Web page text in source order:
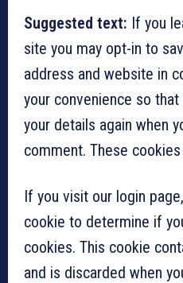
Suggested text: If you
site you may opt-in to
address and website in
your convenience so
your details again when
comment. These
If you visit our login
cookie to determine if
cookies. This cookie
and is discarded when